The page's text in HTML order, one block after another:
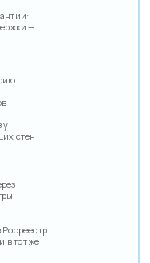
—
стен
в тот же